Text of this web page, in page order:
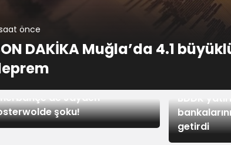
önce
DAKİKA Muğla’da 4.1
önce
Jayden
şoku!
BDDK
getirdi